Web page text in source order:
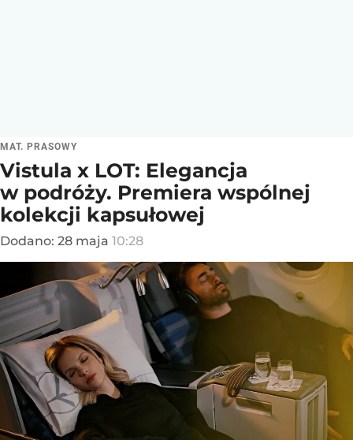
MAT. PRASOWY
Vistula x LOT: Elegancja
w podróży. Premiera wspólnej
kolekcji kapsułowej
Dodano: 28 maja 10:28